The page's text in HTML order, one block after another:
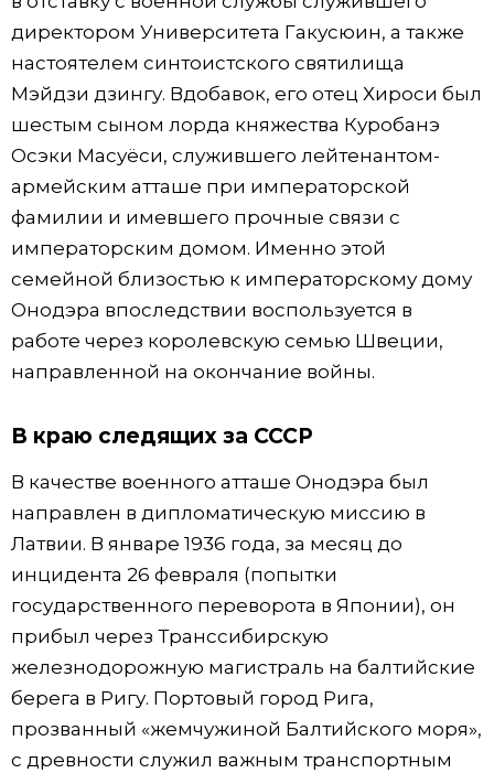
директором Университета Гакусюин, а также
настоятелем синтоистского святилища
Мэйдзи дзингу. Вдобавок, его отец Хироси был
шестым сыном лорда княжества Куробанэ
Осэки Масуёси, служившего лейтенантом-
армейским атташе при императорской
фамилии и имевшего прочные связи с
императорским домом. Именно этой
семейной близостью к императорскому дому
Онодэра впоследствии воспользуется в
работе через королевскую семью Швеции,
направленной на окончание войны.
В краю следящих за СССР
В качестве военного атташе Онодэра был
направлен в дипломатическую миссию в
Латвии. В январе 1936 года, за месяц до
инцидента 26 февраля (попытки
государственного переворота в Японии), он
прибыл через Транссибирскую
железнодорожную магистраль на балтийские
берега в Ригу. Портовый город Рига,
прозванный «жемчужиной Балтийского моря»,
с древности служил важным транспортным